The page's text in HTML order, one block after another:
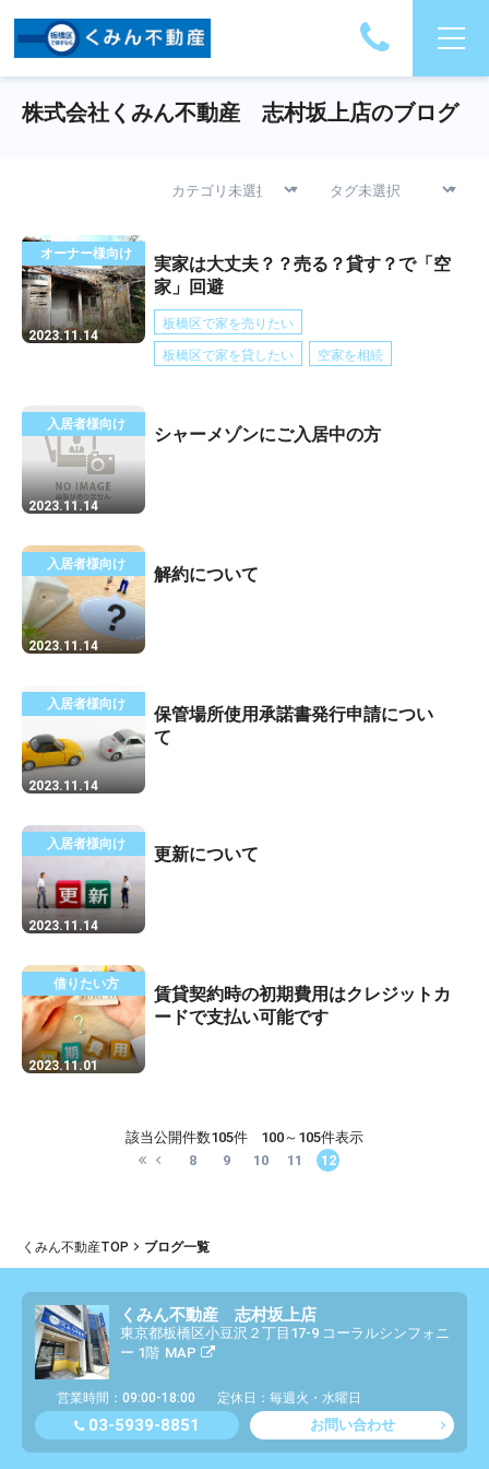
株式会社くみん不動産 志村坂上店のブログ
オーナー様向け
2023.11.14
実家は大丈夫？？売る？貸す？で「空
家」回避
板橋区で家を売りたい
板橋区で家を貸したい 空家を相続
入居者様向け
2023.11.14
シャーメゾンにご入居中の方
入居者様向け
2023.11.14
解約について
入居者様向け
2023.11.14
保管場所使用承諾書発行申請につい
て
入居者様向け
2023.11.14
更新について
借りたい方
2023.11.01
賃貸契約時の初期費用はクレジットカ
ードで支払い可能です
該当公開件数105件 100～105件表示
8
9 10 11 12
くみん不動産TOP ブログ一覧
くみん不動産 志村坂上店
東京都板橋区小豆沢２丁目17-9 コーラルシンフォニ
ー 1階 MAP
営業時間：09:00-18:00 定休日：毎週火・水曜日
03-5939-8851 お問い合わせ